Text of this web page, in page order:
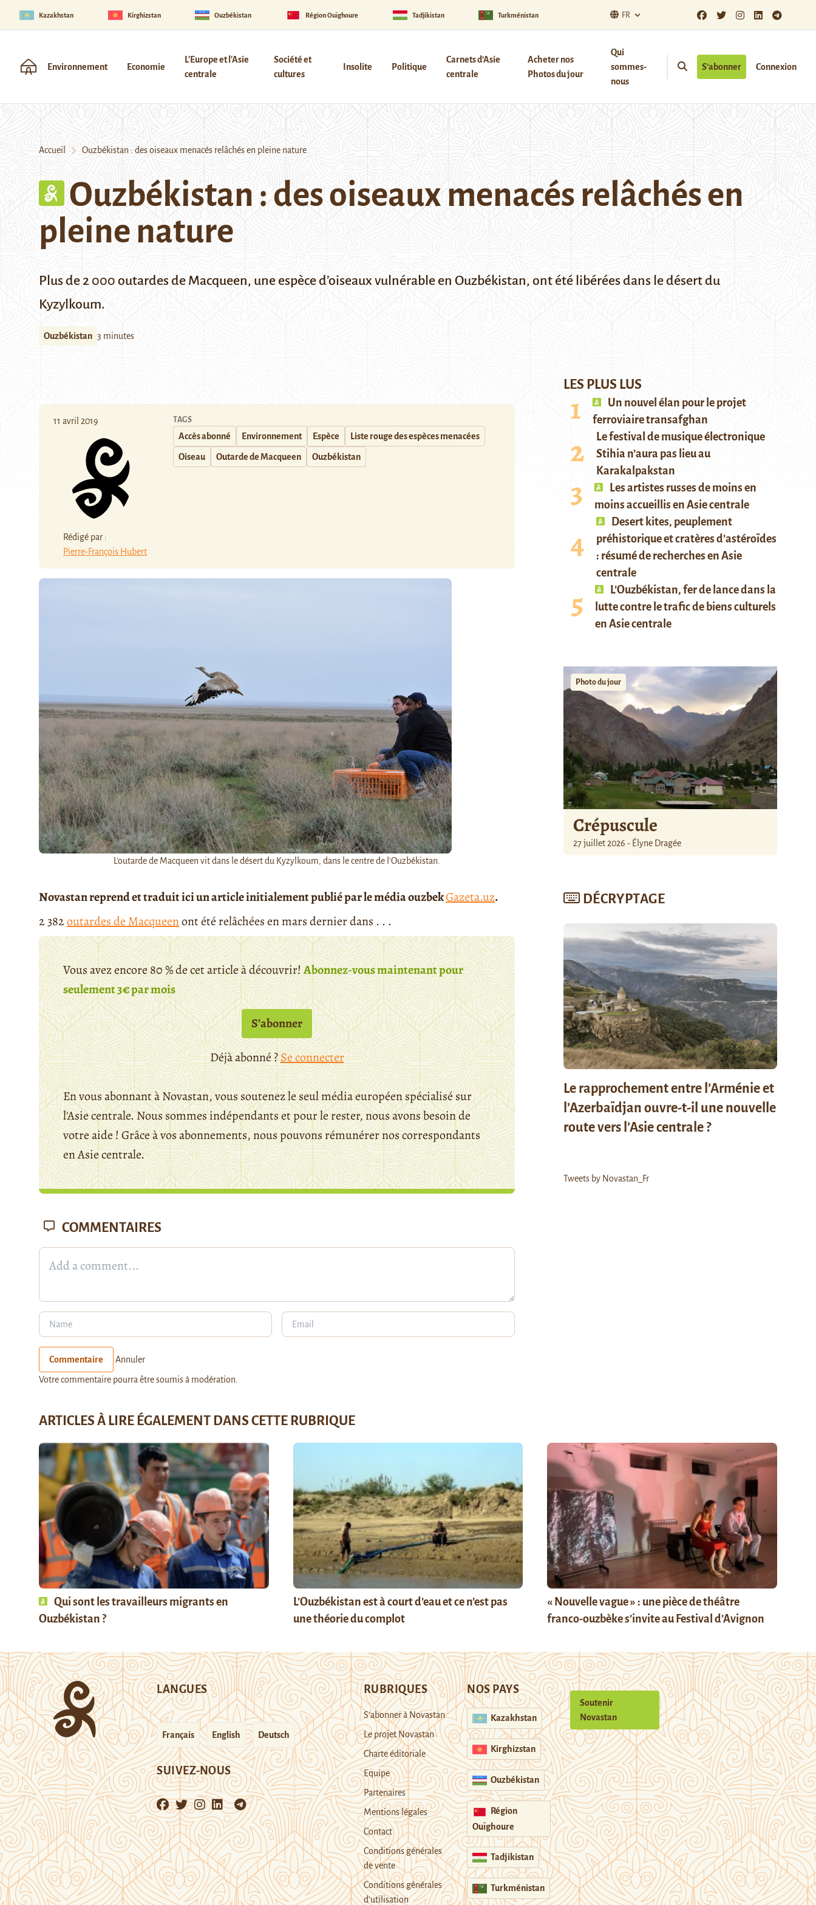
Kazakhstan Kirghizstan Ouzbékistan Région Ouïghoure Tadjikistan Turkménistan FR
Environnement Economie
L'Europe et l'Asie
centrale
Société et
cultures
Insolite Politique
Carnets d’Asie
centrale
Acheter nos
Photos du jour
Qui
sommes-
nous
S’abonner Connexion
Accueil Ouzbékistan : des oiseaux menacés relâchés en pleine nature
Ouzbékistan : des oiseaux menacés relâchés en
pleine nature
Plus de 2 000 outardes de Macqueen, une espèce d’oiseaux vulnérable en Ouzbékistan, ont été libérées dans le désert du
Kyzylkoum.
Ouzbékistan 3 minutes
11 avril 2019
Rédigé par :
Pierre-François Hubert
TAGS
Accès abonné Environnement Espèce Liste rouge des espèces menacées
Oiseau Outarde de Macqueen Ouzbékistan
L'outarde de Macqueen vit dans le désert du Kyzylkoum, dans le centre de l'Ouzbékistan.
Novastan reprend et traduit ici un article initialement publié par le média ouzbekGazeta.uz.
2 382outardes de Macqueenont été relâchées en mars dernier dans . . .
Vous avez encore 80 % de cet article à découvrir!Abonnez-vous maintenant pour
seulement 3€ par mois
S’abonner
Déjà abonné ?Se connecter
En vous abonnant à Novastan, vous soutenez le seul média européen spécialisé sur
l'Asie centrale. Nous sommes indépendants et pour le rester, nous avons besoin de
votre aide ! Grâce à vos abonnements, nous pouvons rémunérer nos correspondants
en Asie centrale.
LES PLUS LUS
Un nouvel élan pour le projet
ferroviaire transafghan
Le festival de musique électronique
Stihia n’aura pas lieu au
Karakalpakstan
Les artistes russes de moins en
moins accueillis en Asie centrale
Desert kites, peuplement
préhistorique et cratères d’astéroïdes
: résumé de recherches en Asie
centrale
L’Ouzbékistan, fer de lance dans la
lutte contre le trafic de biens culturels
en Asie centrale
Photo du jour
Crépuscule
27 juillet 2026 - Élyne Dragée
DÉCRYPTAGE
Le rapprochement entre l’Arménie et
l’Azerbaïdjan ouvre-t-il une nouvelle
route vers l’Asie centrale ?
Tweets by Novastan_Fr
COMMENTAIRES
Commentaire Annuler
Votre commentaire pourra être soumis à modération.
ARTICLES À LIRE ÉGALEMENT DANS CETTE RUBRIQUE
Qui sont les travailleurs migrants en
Ouzbékistan ?
L’Ouzbékistan est à court d’eau et ce n’est pas
une théorie du complot
« Nouvelle vague » : une pièce de théâtre
franco-ouzbèke s’invite au Festival d’Avignon
LANGUES
Français English Deutsch
SUIVEZ-NOUS
RUBRIQUES
S’abonner à Novastan
Le projet Novastan
Charte éditoriale
Equipe
Partenaires
Mentions légales
Contact
Conditions générales
de vente
Conditions générales
d’utilisation
NOS PAYS
Kazakhstan
Kirghizstan
Ouzbékistan
Région
Ouïghoure
Tadjikistan
Turkménistan
Soutenir
Novastan